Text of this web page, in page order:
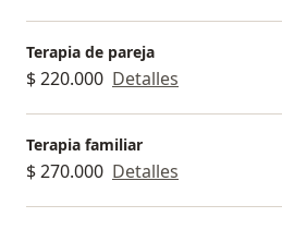
Terapia de pareja
$ 220.000 Detalles
Terapia familiar
$ 270.000 Detalles